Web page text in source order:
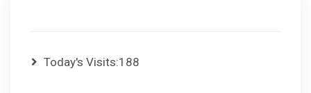
Today's Visits:188